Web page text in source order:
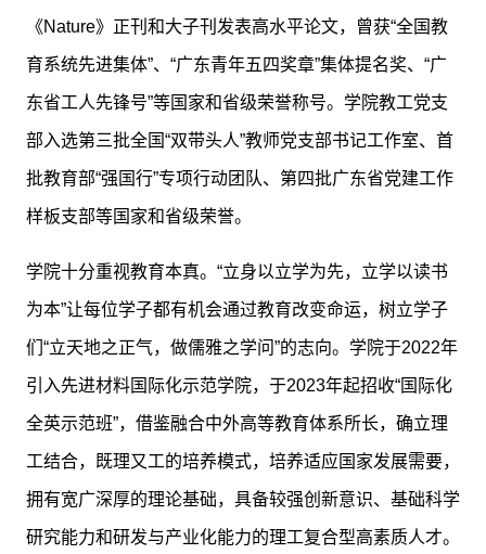
《Nature》正刊和大子刊发表高水平论文，曾获“全国教
育系统先进集体”、“广东青年五四奖章”集体提名奖、“广
东省工人先锋号”等国家和省级荣誉称号。学院教工党支
部入选第三批全国“双带头人”教师党支部书记工作室、首
批教育部“强国行”专项行动团队、第四批广东省党建工作
样板支部等国家和省级荣誉。
学院十分重视教育本真。“立身以立学为先，立学以读书
为本”让每位学子都有机会通过教育改变命运，树立学子
们“立天地之正气，做儒雅之学问”的志向。学院于2022年
引入先进材料国际化示范学院，于2023年起招收“国际化
全英示范班”，借鉴融合中外高等教育体系所长，确立理
工结合，既理又工的培养模式，培养适应国家发展需要，
拥有宽广深厚的理论基础，具备较强创新意识、基础科学
研究能力和研发与产业化能力的理工复合型高素质人才。